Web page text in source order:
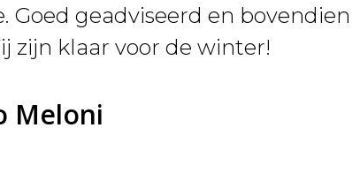
Goed geadviseerd en bovendien
zijn klaar voor de winter!
Meloni